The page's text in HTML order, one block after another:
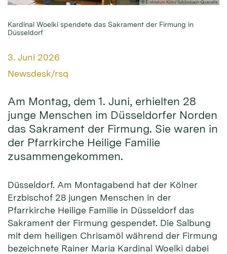
© Erzbistum Köln/ Schlimbach-Quarrella
Kardinal Woelki spendete das Sakrament der Firmung in
Düsseldorf
Datum:
3. Juni 2026
Von:
Newsdesk/rsq
Am Montag, dem 1. Juni, erhielten 28
junge Menschen im Düsseldorfer Norden
das Sakrament der Firmung. Sie waren in
der Pfarrkirche Heilige Familie
zusammengekommen.
Düsseldorf. Am Montagabend hat der Kölner
Erzbischof 28 jungen Menschen in der
Pfarrkirche Heilige Familie in Düsseldorf das
Sakrament der Firmung gespendet. Die Salbung
mit dem heiligen Chrisamöl während der Firmung
bezeichnete Rainer Maria Kardinal Woelki dabei